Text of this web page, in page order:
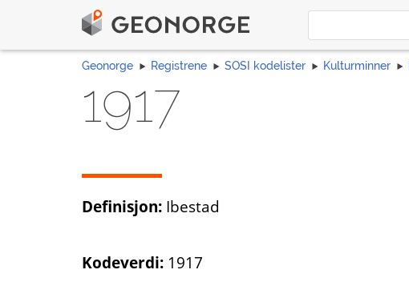
Geonorge Registrene SOSI kodelister Kulturminner
1917
Definisjon: Ibestad
Kodeverdi: 1917